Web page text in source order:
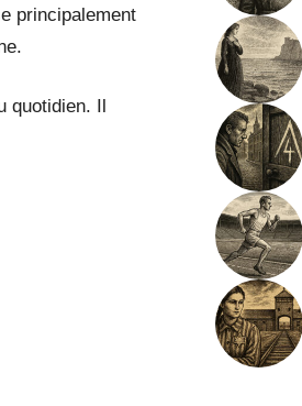
principalement
Il